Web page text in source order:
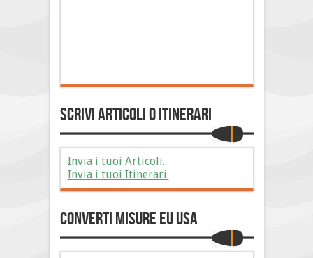
Scrivi Articoli o Itinerari
Invia i tuoi Articoli.
Invia i tuoi Itinerari.
Converti Misure EU USA